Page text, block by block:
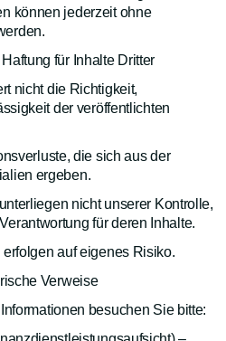
können jederzeit ohne
für Inhalte Dritter
nicht die Richtigkeit,
der veröffentlichten
die sich aus der
ergeben.
nicht unserer Kontrolle,
für deren Inhalte.
auf eigenes Risiko.
Verweise
besuchen Sie bitte: